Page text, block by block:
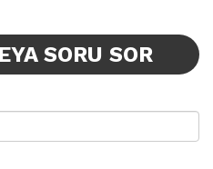
SORU SOR